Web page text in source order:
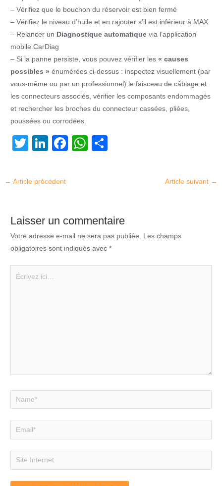
– Vérifiez que le bouchon du réservoir est bien fermé
– Vérifiez le niveau d’huile et en rajouter s’il est inférieur à MAX
– Relancer un Diagnostique automatique via l’application
mobile CarDiag
– Si la panne persiste, vous pouvez vérifier les« causes
possibles » énumérées ci-dessus : inspectez visuellement (par
vous-même ou par un professionnel) le faisceau de câblage et
les connecteurs associés, vérifier les composants endommagés
et rechercher les broches du connecteur cassées, pliées,
poussées ou corrodées.
T
er
Li
k
n
F
o
o
k
W
p
p
← Article précédent Article suivant →
Laisser un commentaire
Votre adresse e-mail ne sera pas publiée. Les champs
obligatoires sont indiqués avec*
Name*
Email*
Site
Internet